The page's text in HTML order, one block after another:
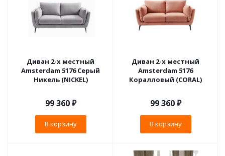
Диван 2-х местный
Amsterdam 5176 Серый
Никель (NICKEL)
99 360₽
В корзину
Диван 2-х местный
Amsterdam 5176
Коралловый (CORAL)
99 360₽
В корзину